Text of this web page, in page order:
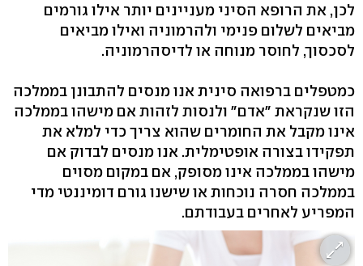
לכן, את הרופא הסיני מעניינים יותר אילו גורמים
מביאים לשלום פנימי ולהרמוניה ואילו מביאים
לסכסוך, לחוסר מנוחה או לדיסהרמוניה.
כמטפלים ברפואה סינית אנו מנסים להתבונן בממלכה
הזו שנקראת "אדם" ולנסות לזהות אם מישהו בממלכה
אינו מקבל את החומרים שהוא צריך כדי למלא את
תפקידו בצורה אופטימלית. אנו מנסים לבדוק אם
מישהו בממלכה אינו מסופק, אם במקום מסוים
בממלכה חסרה נוכחות או שישנו גורם דומיננטי מדי
המפריע לאחרים בעבודתם.